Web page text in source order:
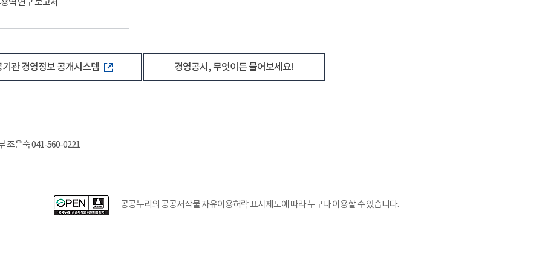
역 연구 보고서
기관 경영정보 공개시스템 경영공시, 무엇이든 물어보세요!
조은숙 041-560-0221
공공누리의 공공저작물 자유이용허락 표시제도에 따라 누구나 이용할 수 있습니다.